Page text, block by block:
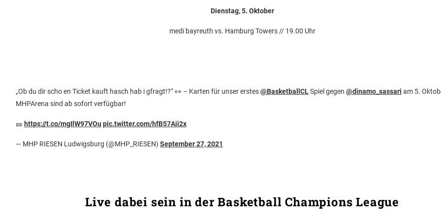
Dienstag, 5. Oktober
medi bayreuth vs. Hamburg Towers // 19.00 Uhr
„Ob du dir scho en Ticket kauft hasch hab i gfragt!?“ 👀 – Karten für unser erstes@BasketballCLSpiel gegen @dinamo_sassari am 5.
MHPArena sind ab sofort verfügbar!
🎫 https://t.co/mgIlW97VOu pic.twitter.com/hfB57Aii2x
— MHP RIESEN Ludwigsburg (@MHP_RIESEN) September 27, 2021
Live dabei sein in der Basketball Champions League